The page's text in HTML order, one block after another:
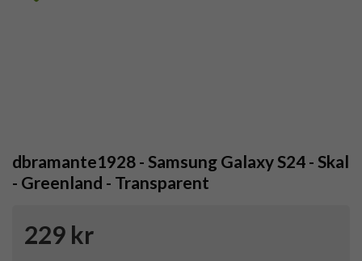
dbramante1928 - Samsung Galaxy S24 - Skal
- Greenland - Transparent
229 kr